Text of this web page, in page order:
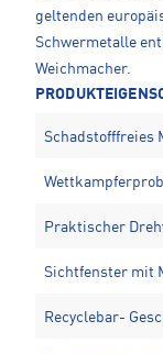
geltenden
Schwermetalle
Weichmacher.
Schadstofffreies
Praktischer
Sichtfenster mit
Recyclebar-